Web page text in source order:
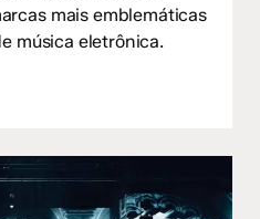
mais emblemáticas
música eletrônica.